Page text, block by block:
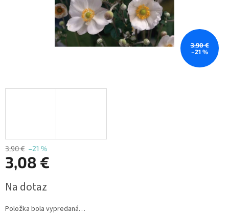
3,90 €
–21 %
3,90 € –21 %
3,08 €
cena:
Na dotaz
Položka bola vypredaná…